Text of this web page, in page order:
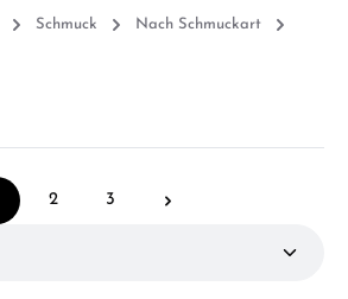
Schmuck
Nach Schmuckart
Seite
2 3